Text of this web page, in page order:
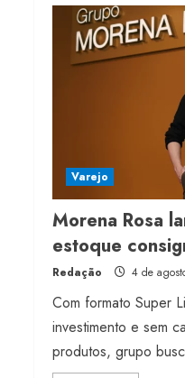
Varejo
Morena Rosa
estoque
Redação 4 de
Com formato Super
investimento e sem
produtos, grupo